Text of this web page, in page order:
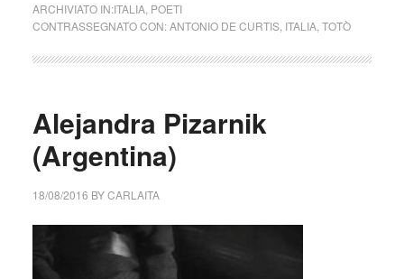
ARCHIVIATO IN:ITALIA, POETI
CONTRASSEGNATO CON:ANTONIO DE CURTIS, ITALIA, TOTÒ
Alejandra Pizarnik
(Argentina)
18/08/2016 BYCARLAITA